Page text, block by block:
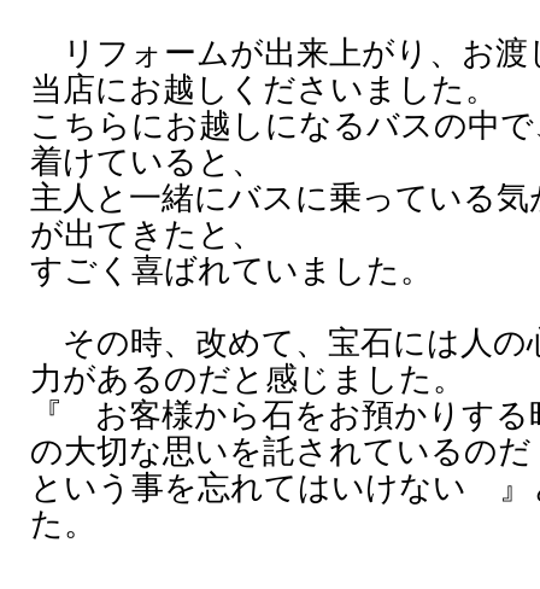
リフォームが出来上がり、お渡
当店にお越しくださいました。
こちらにお越しになるバスの中
着けていると、
主人と一緒にバスに乗っている
が出てきたと、
すごく喜ばれていました。
その時、改めて、宝石には人の
力があるのだと感じました。
『 お客様から石をお預かりする
の大切な思いを託されているのだ
という事を忘れてはいけない 』
た。